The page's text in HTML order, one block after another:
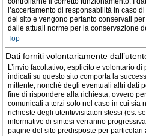
l’accertamento di responsabilità in caso
del sito e vengono pertanto conservati
dalle attuali norme per la conservazione
Top
Dati forniti volontariamente
L’invio facoltativo, esplicito e volontario
indicati su questo sito comporta la
mittente, nonché degli eventuali altri dati
fine di rispondere alla richiesta, ovvero
comunicati a terzi solo nel caso in cui sia
richieste degli utenti/visitatori stessi (es.
informative di sintesi verranno
pagine del sito predisposte per